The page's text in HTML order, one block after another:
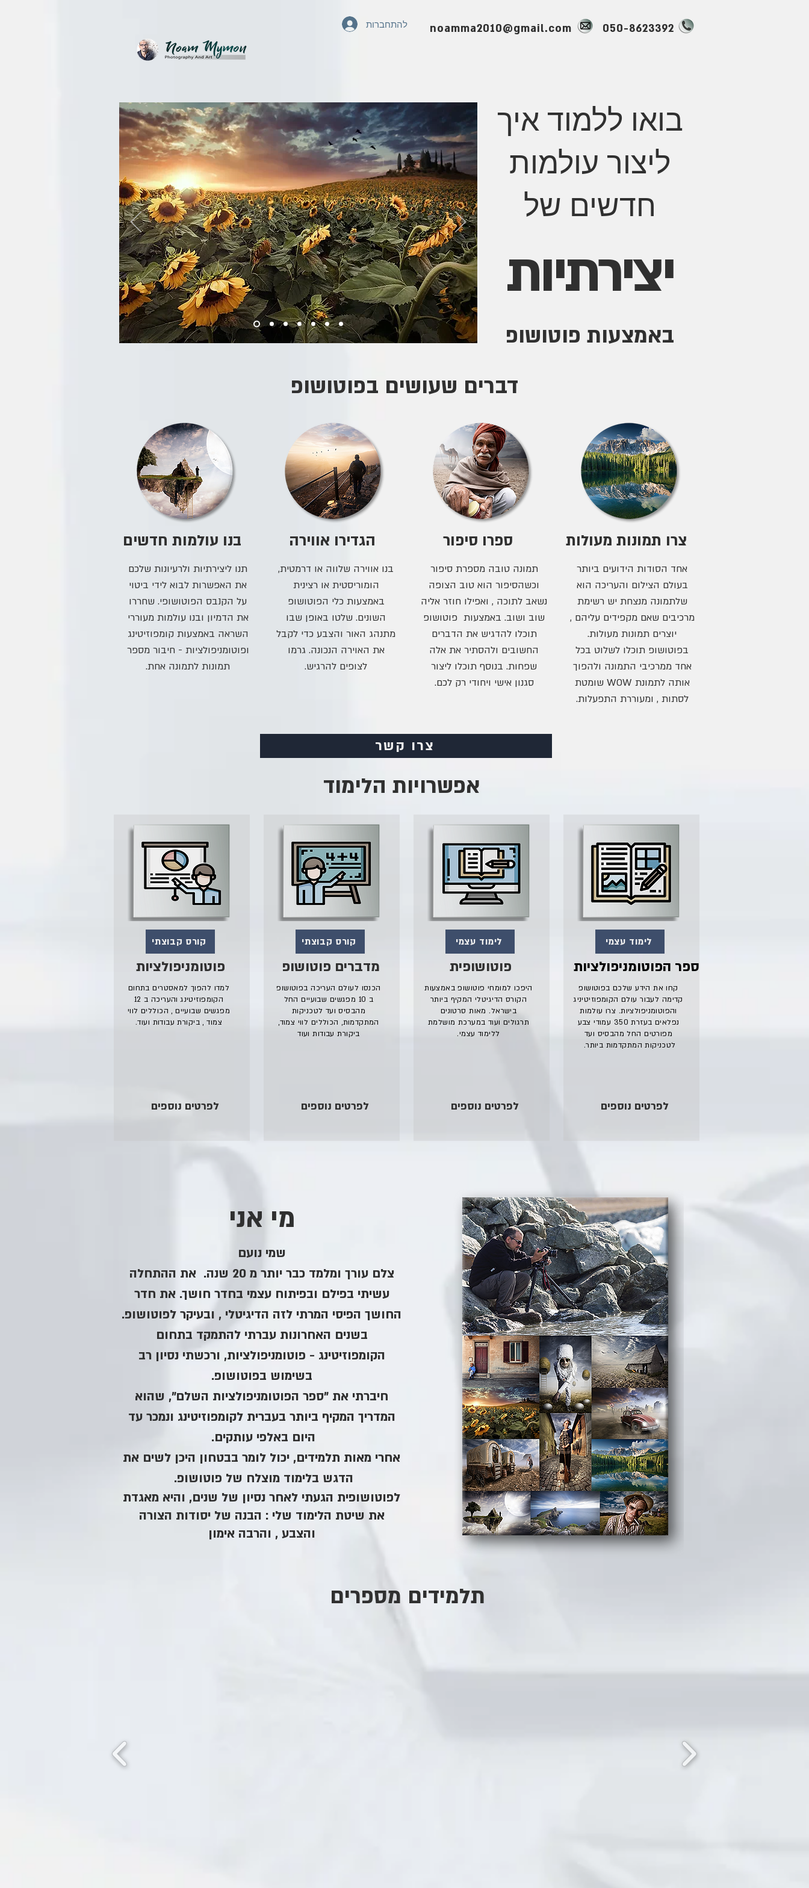
050-8623392
noamma2010@gmail.com להתחברות
בואו ללמוד איך
ליצור עולמות
חדשים של
יצירתיות
באמצעות פוטושופ
דברים שעושים בפוטושופ
צרו תמונות מעולות
אחד הסודות הידועים ביותר
בעולם הצילום והעריכה הוא
שלתמונה מנצחת יש רשימת
מרכיבים שאם מקפידים עליהם ,
יוצרים תמונות מעולות.
בפוטושופ תוכלו לשלוט בכל
אחד ממרכיבי התמונה ולהפוך
אותה לתמונת WOW שומטת
לסתות , ומעוררת התפעלות.
ספרו סיפור
תמונה טובה מספרת סיפור
וכשהסיפור הוא טוב הצופה
נשאב לתוכה , ואפילו חוזר אליה
שוב ושוב. באמצעות פוטושופ
תוכלו להדגיש את הדברים
החשובים ולהסתיר את אלה
שפחות. בנוסף תוכלו ליצור
סגנון אישי ויחודי רק לכם.
הגדירו אווירה
בנו אווירה שלווה או דרמטית,
הומוריסטית או רצינית
באמצעות כלי הפוטושופ
השונים. שלטו באופן שבו
מתנהג האור והצבע כדי לקבל
את האוירה הנכונה. גרמו
לצופים להרגיש.
בנו עולמות חדשים
תנו ליצירתיות ולרעיונות שלכם
את האפשרות לבוא לידי ביטוי
על הקנבס הפוטושופי. שחררו
את הדמיון ובנו עולמות מעוררי
השראה באמצעות קומפוזיטינג
ופוטומניפולציות - חיבור מספר
תמונות לתמונה אחת.
צרו קשר
אפשרויות הלימוד
לימוד עצמי
ספר הפוטומניפולציות
קחו את הידע שלכם בפוטושופ
קדימה לעבור עולם הקומפוזיטיניג
והפוטומניפולציות. צרו עולמות
נפלאים בעזרת 350 עמודי צבע
מפורטים החל מהבסיס ועד
לטכניקות המתקדמות ביותר.
לפרטים נוספים
לימוד עצמי
פוטושופית
היפכו למומחי פוטושופ באמצעות
הקורס הדיגיטלי המקיף ביותר
בישראל. מאות סרטונים
תרגולים ועוד במערכת מושלמת
ללימוד עצמי.
לפרטים נוספים
קורס קבוצתי
מדברים פוטושופ
הכנסו לעולם העריכה בפוטושופ
ב 10 מפגשים שבועיים החל
מהבסיס ועד לטכניקות
המתקדמות, הכוללים לווי צמוד,
ביקורת עבודות ועוד
לפרטים נוספים
קורס קבוצתי
פוטומניפולציות
למדו להפוך למאסטרים בתחום
הקומפוזיטינג והעריכה ב 12
מפגשים שבועיים , הכוללים לווי
צמוד , ביקורת עבודות ועוד.
לפרטים נוספים
מי אני
שמי נועם
צלם עורך ומלמד כבר יותר מ 20 שנה. את ההתחלה
עשיתי בפילם ובפיתוח עצמי בחדר חושך. את חדר
החושך הפיסי המרתי לזה הדיגיטלי , ובעיקר לפוטושופ.
בשנים האחרונות עברתי להתמקד בתחום
הקומפוזיטינג - פוטומניפולציות, ורכשתי נסיון רב
בשימוש בפוטושופ.
חיברתי את "ספר הפוטומניפולציות השלם", שהוא
המדריך המקיף ביותר בעברית לקומפוזיטינג ונמכר עד
היום באלפי עותקים.
אחרי מאות תלמידים, יכול לומר בבטחון היכן לשים את
הדגש בלימוד מוצלח של פוטושופ.
לפוטושופית הגעתי לאחר נסיון של שנים, והיא מאגדת
את שיטת הלימוד שלי : הבנה של יסודות הצורה
והצבע , והרבה אימון
תלמידים מספרים